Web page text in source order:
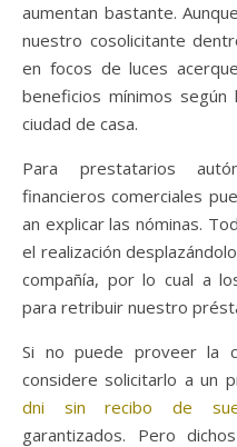
aumentan bastante.
nuestro cosolicitante
en focos de luces
beneficios mínimos
ciudad de casa.
Para prestatarios
financieros comerciales
an explicar las nóminas.
el realización
compañía, por lo cual a
para retribuir nuestro
Si no puede proveer la
considere solicitarlo a un
dni sin recibo de
garantizados. Pero